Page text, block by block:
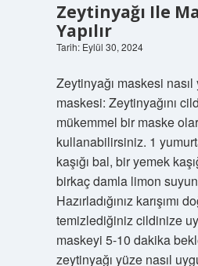
Zeytinyağı Ile
Yapılır
Tarih: Eylül 30, 2024
Zeytinyağı maskesi nasıl
maskesi: Zeytinyağını
mükemmel bir maske
kullanabilirsiniz. 1
kaşığı bal, bir yemek
birkaç damla limon
Hazırladığınız karışımı
temizlediğiniz cildinize
maskeyi 5-10 dakika
zeytinyağı yüze nasıl